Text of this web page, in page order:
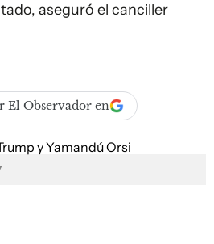
aseguró el canciller
El Observador en